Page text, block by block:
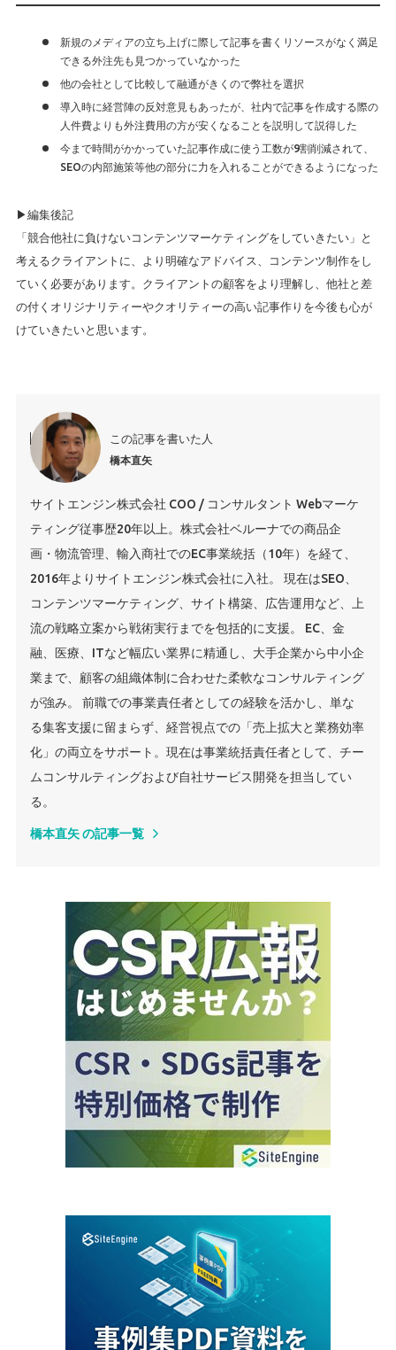
新規のメディアの立ち上げに際して記事を書くリソースがなく満足
できる外注先も見つかっていなかった
他の会社として比較して融通がきくので弊社を選択
導入時に経営陣の反対意見もあったが、社内で記事を作成する際の
人件費よりも外注費用の方が安くなることを説明して説得した
今まで時間がかかっていた記事作成に使う工数が9割削減されて、
SEOの内部施策等他の部分に力を入れることができるようになった
▶編集後記
「競合他社に負けないコンテンツマーケティングをしていきたい」と
考えるクライアントに、より明確なアドバイス、コンテンツ制作をし
ていく必要があります。クライアントの顧客をより理解し、他社と差
の付くオリジナリティーやクオリティーの高い記事作りを今後も心が
けていきたいと思います。
この記事を書いた人
橋本直矢
サイトエンジン株式会社 COO / コンサルタント Webマーケ
ティング従事歴20年以上。株式会社ベルーナでの商品企
画・物流管理、輸入商社でのEC事業統括（10年）を経て、
2016年よりサイトエンジン株式会社に入社。 現在はSEO、
コンテンツマーケティング、サイト構築、広告運用など、上
流の戦略立案から戦術実行までを包括的に支援。 EC、金
融、医療、ITなど幅広い業界に精通し、大手企業から中小企
業まで、顧客の組織体制に合わせた柔軟なコンサルティング
が強み。 前職での事業責任者としての経験を活かし、単な
る集客支援に留まらず、経営視点での「売上拡大と業務効率
化」の両立をサポート。現在は事業統括責任者として、チー
ムコンサルティングおよび自社サービス開発を担当してい
る。
橋本直矢 の記事一覧